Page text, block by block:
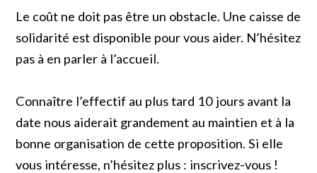
Le coût ne doit pas être un obstacle. Une caisse de
solidarité est disponible pour vous aider. N’hésitez
pas à en parler à l’accueil.
Connaître l’effectif au plus tard 10 jours avant la
date nous aiderait grandement au maintien et à la
bonne organisation de cette proposition. Si elle
vous intéresse, n’hésitez plus : inscrivez-vous !